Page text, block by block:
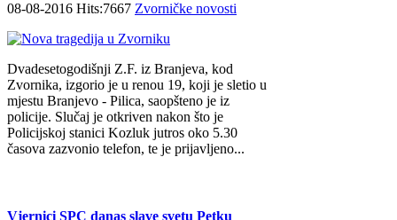
08-08-2016 Hits:7667 Zvorničke novosti
Dvadesetogodišnji Z.F. iz Branjeva, kod
Zvornika, izgorio je u renou 19, koji je sletio u
mjestu Branjevo - Pilica, saopšteno je iz
policije. Slučaj je otkriven nakon što je
Policijskoj stanici Kozluk jutros oko 5.30
časova zazvonio telefon, te je prijavljeno...
Vjernici SPC danas slave svetu Petku